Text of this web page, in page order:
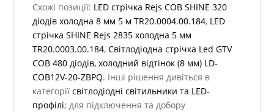
Схожі позиції: LED стрічка Rejs COB SHINE 320
діодів холодна 8 мм 5 м TR20.0004.00.184, LED
стрічка SHINE Rejs 2835 холодна 5 мм
TR20.0003.00.184,Світлодіодна стрічка Led GTV
COB 480 діодів, холодний відтінок (8 мм) LD-
COB12V-20-ZBPQ. Інші рішення дивіться в
категоріїсвітлодіодні світильники та LED-
профілі; для підключення та добору